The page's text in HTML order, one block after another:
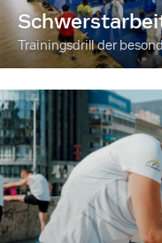
Trainingsdrill der